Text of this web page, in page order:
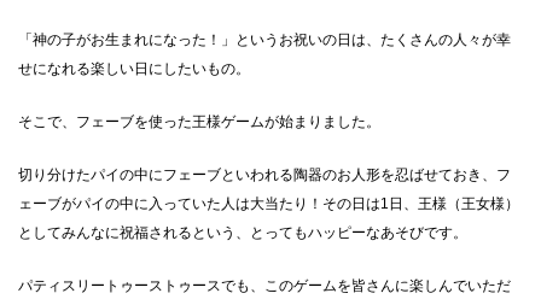
「神の子がお生まれになった！」というお祝いの日は、たくさんの人々が幸
せになれる楽しい日にしたいもの。
そこで、フェーブを使った王様ゲームが始まりました。
切り分けたパイの中にフェーブといわれる陶器のお人形を忍ばせておき、フ
ェーブがパイの中に入っていた人は大当たり！その日は1日、王様（王女様）
としてみんなに祝福されるという、とってもハッピーなあそびです。
パティスリートゥーストゥースでも、このゲームを皆さんに楽しんでいただ